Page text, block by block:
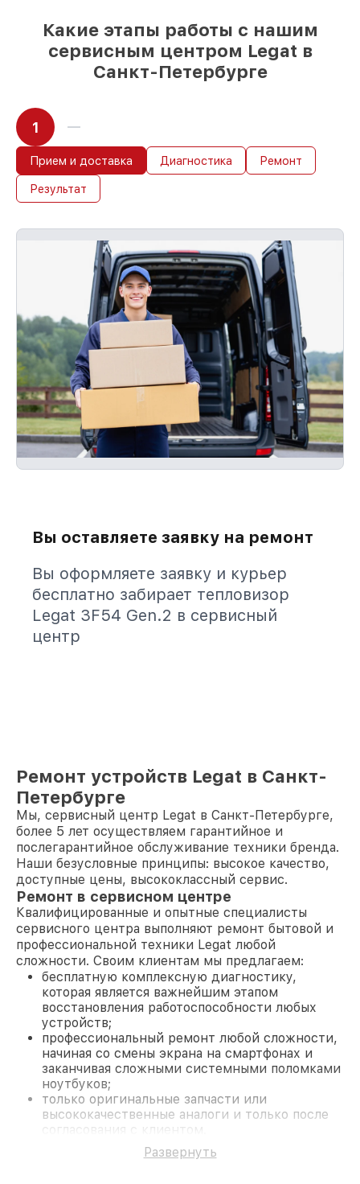
Какие этапы работы с нашим
сервисным центром Legat в
Санкт-Петербурге
1
Прием и доставка Диагностика Ремонт
Результат
Вы оставляете заявку на ремонт
Вы оформляете заявку и курьер
бесплатно забирает тепловизор
Legat 3F54 Gen.2 в сервисный
центр
Ремонт устройств Legat в Санкт-
Петербурге
Мы, сервисный центр Legat в Санкт-Петербурге,
более 5 лет осуществляем гарантийное и
послегарантийное обслуживание техники бренда.
Наши безусловные принципы: высокое качество,
доступные цены, высококлассный сервис.
Ремонт в сервисном центре
Квалифицированные и опытные специалисты
сервисного центра выполняют ремонт бытовой и
профессиональной техники Legat любой
сложности. Своим клиентам мы предлагаем:
бесплатную комплексную диагностику,
которая является важнейшим этапом
восстановления работоспособности любых
устройств;
профессиональный ремонт любой сложности,
начиная со смены экрана на смартфонах и
заканчивая сложными системными поломками
ноутбуков;
только оригинальные запчасти или
высококачественные аналоги и только после
согласования с клиентом.
На все работы и замененные комплектующие
предоставляется длительная гарантия. В случае
Развернуть